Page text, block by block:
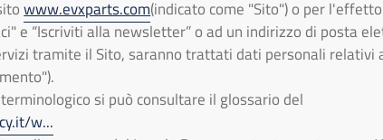
www.evxparts.com(indicato come "Sito") o per
e “Iscriviti alla newsletter” o ad un indirizzo di posta
tramite il Sito, saranno trattati dati personali relativi
si può consultare il glossario del
w...